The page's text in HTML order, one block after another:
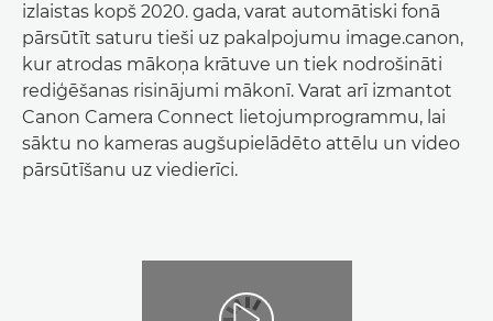
izlaistas kopš 2020. gada, varat automātiski fonā
pārsūtīt saturu tieši uz pakalpojumu image.canon,
kur atrodas mākoņa krātuve un tiek nodrošināti
rediģēšanas risinājumi mākonī. Varat arī izmantot
Canon Camera Connect lietojumprogrammu, lai
sāktu no kameras augšupielādēto attēlu un video
pārsūtīšanu uz viedierīci.